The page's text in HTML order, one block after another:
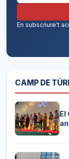
En subscriure't
CAMP DE
El